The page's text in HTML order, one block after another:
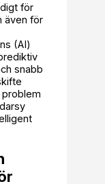
för
även för
(AI)
snabb